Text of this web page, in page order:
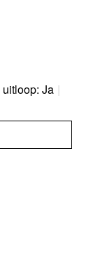
Ja |